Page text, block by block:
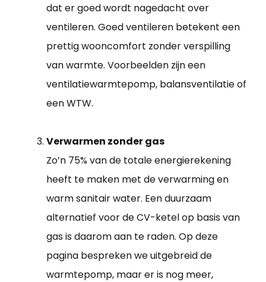
dat er goed wordt nagedacht over
ventileren. Goed ventileren betekent een
prettig wooncomfort zonder verspilling
van warmte. Voorbeelden zijn een
ventilatiewarmtepomp, balansventilatie of
een WTW.
Verwarmen zonder gas
Zo’n 75% van de totale energierekening
heeft te maken met de verwarming en
warm sanitair water. Een duurzaam
alternatief voor de CV-ketel op basis van
gas is daarom aan te raden. Op deze
pagina bespreken we uitgebreid de
warmtepomp, maar er is nog meer,